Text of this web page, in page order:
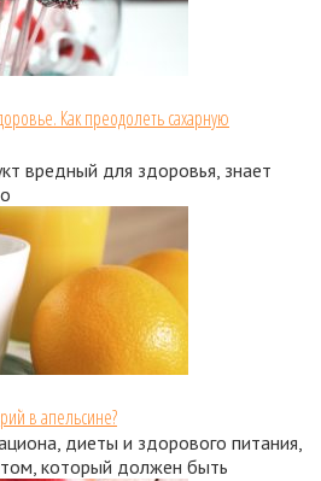
Как преодолеть сахарную
вредный для здоровья, знает
в апельсине?
диеты и здорового питания,
который должен быть